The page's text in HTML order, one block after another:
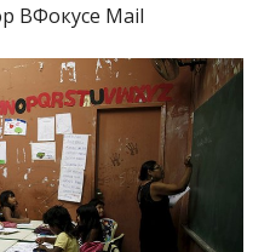
ВФокусе Mail